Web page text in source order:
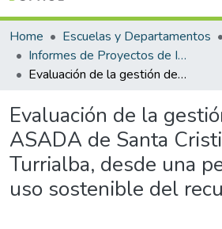
Home Escuelas y Departamentos
Informes de Proyectos de Investigación
Evaluación de la gestión de la ASADA de Santa Cristina, La Suiza, Turrialba, desde una perspectiva del uso sostenible del recurso hídrico
Evaluación de la
ASADA de Santa
Turrialba, desde una
uso sostenible del